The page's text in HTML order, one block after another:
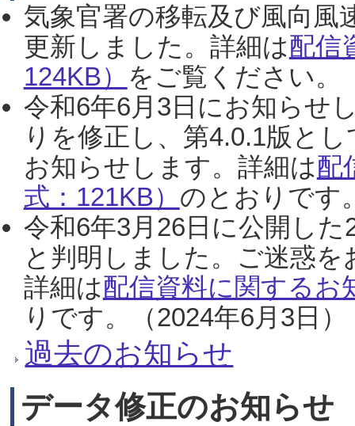
気象官署の移転及び風向風
更新しました。詳細は配信
124KB） をご覧ください。
令和6年6月3日にお知らせ
りを修正し、第4.0.1版と
お知らせします。詳細は配
式：121KB） のとおりです
令和6年3月26日に公開し
と判明しました。ご迷惑
詳細は配信資料に関するお
りです。（2024年6月3日）
過去のお知らせ
データ修正のお知らせ